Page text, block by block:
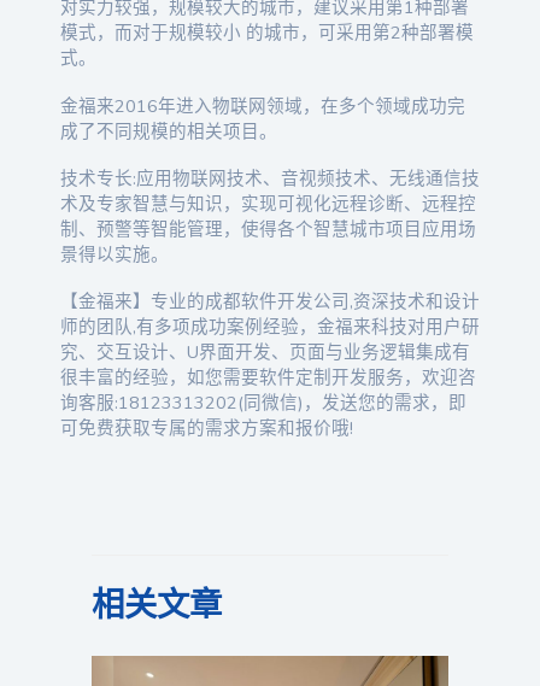
对实力较强，规模较大的城市，建议采用第1种部署
模式，而对于规模较小 的城市，可采用第2种部署模
式。
金福来2016年进入物联网领域，在多个领域成功完
成了不同规模的相关项目。
技术专长:应用物联网技术、音视频技术、无线通信技
术及专家智慧与知识，实现可视化远程诊断、远程控
制、预警等智能管理，使得各个智慧城市项目应用场
景得以实施。
【金福来】专业的成都软件开发公司,资深技术和设计
师的团队,有多项成功案例经验，金福来科技对用户研
究、交互设计、U界面开发、页面与业务逻辑集成有
很丰富的经验，如您需要软件定制开发服务，欢迎咨
询客服:18123313202(同微信)，发送您的需求，即
可免费获取专属的需求方案和报价哦!
相关文章